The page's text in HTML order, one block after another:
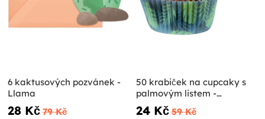
6 kaktusových pozvánek -
Llama
28 Kč 79 Kč
50 krabiček na cupcaky s
palmovým listem -
Flamingo Party
24 Kč 59 Kč